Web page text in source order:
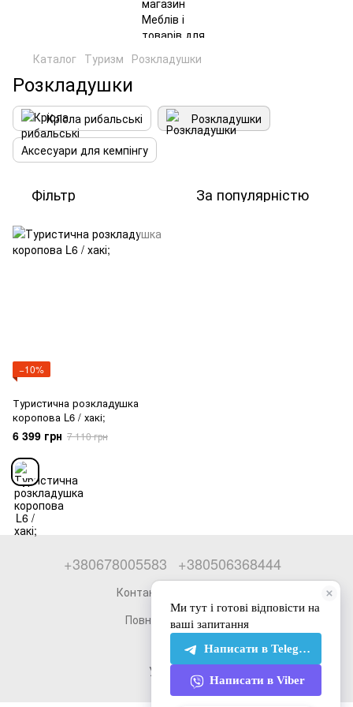
Каталог Туризм Розкладушки
Розкладушки
Крісла рибальські
Розкладушки
Аксесуари для кемпінгу
Фільтр За популярністю
−10%
Туристична розкладушка
коропова L6 / хакі;
6 399 грн 7 110 грн
+380678005583 +380506368444
Контактна інформація
Повна версія сайту
© 2026
Укр Рус